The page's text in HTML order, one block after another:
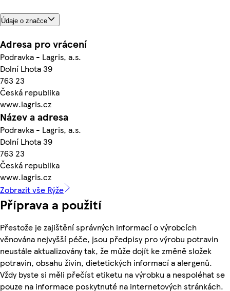
Údaje o značce
Adresa pro vrácení
Podravka - Lagris, a.s.
Dolní Lhota 39
763 23
Česká republika
www.lagris.cz
Název a adresa
Podravka - Lagris, a.s.
Dolní Lhota 39
763 23
Česká republika
www.lagris.cz
Zobrazit vše Rýže
Příprava a použití
Přestože je zajištění správných informací o výrobcích
věnována nejvyšší péče, jsou předpisy pro výrobu potravin
neustále aktualizovány tak, že může dojít ke změně složek
potravin, obsahu živin, dietetických informací a alergenů.
Vždy byste si měli přečíst etiketu na výrobku a nespoléhat se
pouze na informace poskytnuté na internetových stránkách.